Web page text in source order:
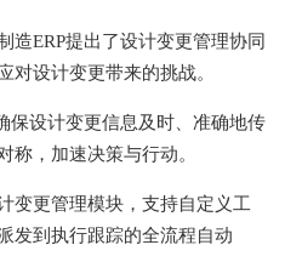
造ERP提出了设计变更管理协同
对设计变更带来的挑战。
保设计变更信息及时、准确地传
称，加速决策与行动。
变更管理模块，支持自定义工
发到执行跟踪的全流程自动